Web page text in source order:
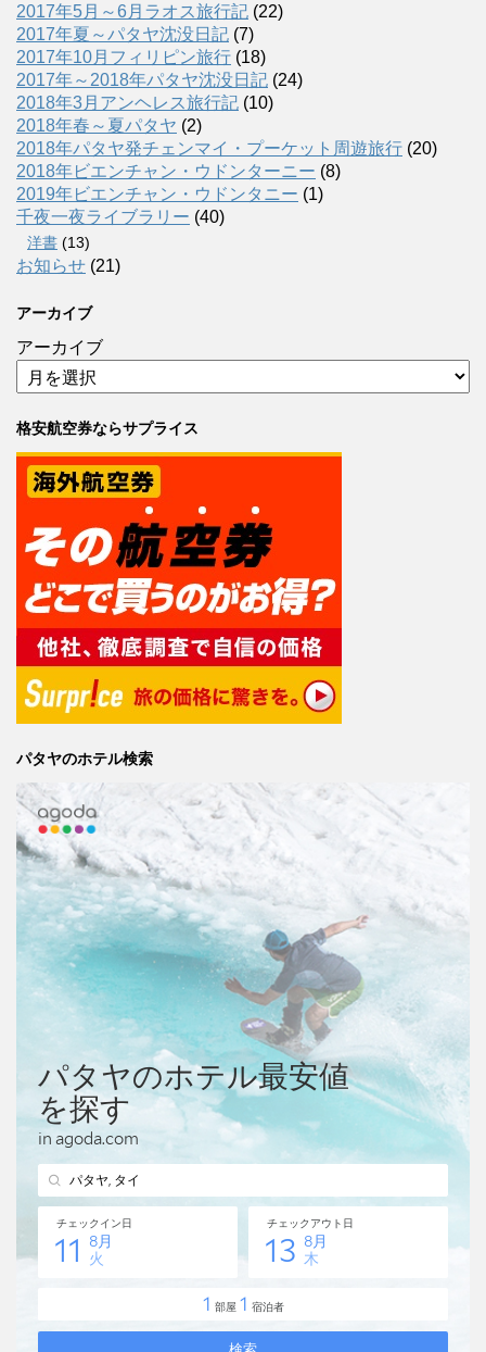
2017年5月～6月ラオス旅行記 (22)
2017年夏～パタヤ沈没日記 (7)
2017年10月フィリピン旅行 (18)
2017年～2018年パタヤ沈没日記 (24)
2018年3月アンヘレス旅行記 (10)
2018年春～夏パタヤ (2)
2018年パタヤ発チェンマイ・プーケット周遊旅行 (20)
2018年ビエンチャン・ウドンターニー (8)
2019年ビエンチャン・ウドンタニー (1)
千夜一夜ライブラリー (40)
洋書 (13)
お知らせ (21)
アーカイブ
アーカイブ
格安航空券ならサプライス
パタヤのホテル検索